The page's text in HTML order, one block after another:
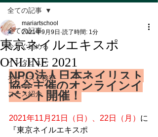
全ての記事
今すぐ始める
インタビュー
ネイリスト検定
コース紹介
全ての記事
東京ネイルエキスポ
ONLINE 2021
mariartschool
2021年9月9日 読了時間: 1分
NPO法人日本ネイリスト
協会主催のオンラインイ
ベント開催！
2021年11月21日（日）、22日（月） に
『東京ネイルエキスポ